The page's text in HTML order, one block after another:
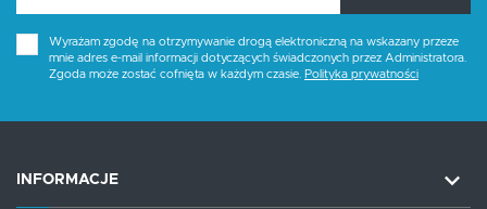
Wyrażam zgodę na otrzymywanie drogą elektroniczną na wskazany przeze
mnie adres e-mail informacji dotyczących świadczonych przez Administratora.
Zgoda może zostać cofnięta w każdym czasie. Polityka prywatności
INFORMACJE